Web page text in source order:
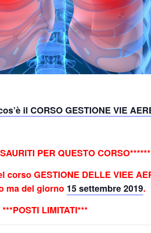
il CORSO GESTIONE VIE
PER QUESTO CORSO******
GESTIONE DELLE VIEE
ma del giorno 15 settembre 2019.
***POSTI LIMITATI***